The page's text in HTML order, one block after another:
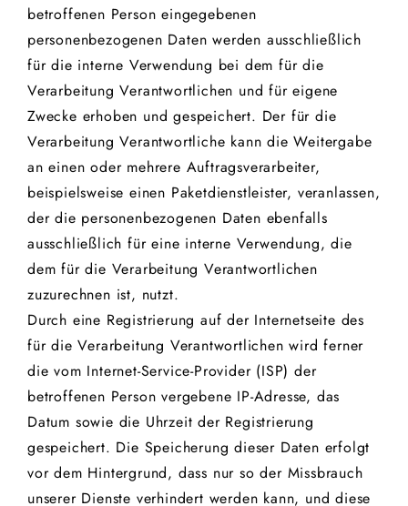
betroffenen Person eingegebenen
personenbezogenen Daten werden ausschließlich
für die interne Verwendung bei dem für die
Verarbeitung Verantwortlichen und für eigene
Zwecke erhoben und gespeichert. Der für die
Verarbeitung Verantwortliche kann die Weitergabe
an einen oder mehrere Auftragsverarbeiter,
beispielsweise einen Paketdienstleister, veranlassen,
der die personenbezogenen Daten ebenfalls
ausschließlich für eine interne Verwendung, die
dem für die Verarbeitung Verantwortlichen
zuzurechnen ist, nutzt.
Durch eine Registrierung auf der Internetseite des
für die Verarbeitung Verantwortlichen wird ferner
die vom Internet-Service-Provider (ISP) der
betroffenen Person vergebene IP-Adresse, das
Datum sowie die Uhrzeit der Registrierung
gespeichert. Die Speicherung dieser Daten erfolgt
vor dem Hintergrund, dass nur so der Missbrauch
unserer Dienste verhindert werden kann, und diese